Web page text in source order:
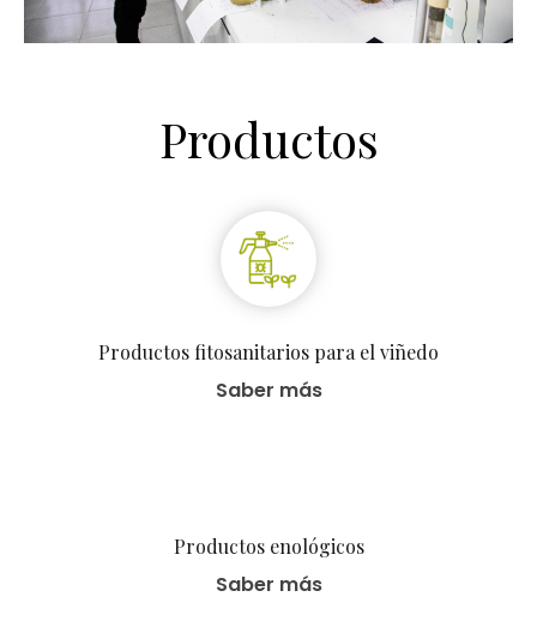
Productos
Productos fitosanitarios para el viñedo
Saber más
Productos enológicos
Saber más